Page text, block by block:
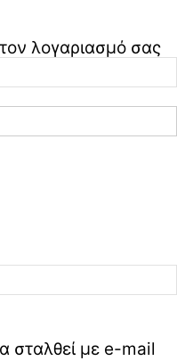
τη Σχετικότητα με την
νέα οπτική για την
& ΌΡΟΙ
λογαριασμό σας
σταλθεί με e-mail